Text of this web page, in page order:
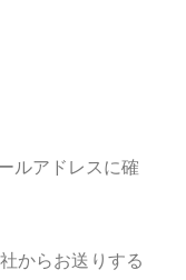
ルアドレスに確
からお送りする